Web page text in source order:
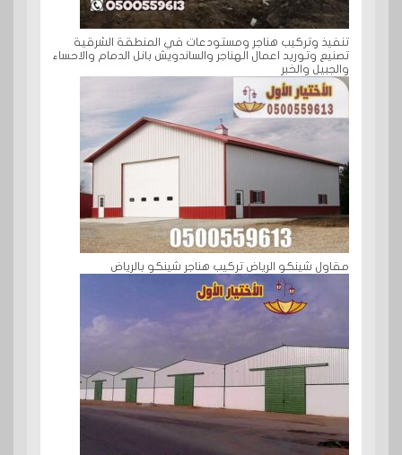
تنفيذ وتركيب هناجر ومستودعات في المنطقة الشرقية
تصنيع وتوريد اعمال الهناجر والساندويش بانل الدمام والاحساء
والجبيل والخبر
مقاول شينكو الرياض تركيب هناجر شينكو بالرياض